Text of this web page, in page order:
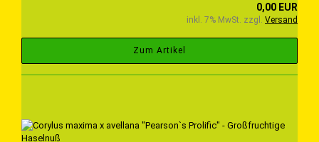
0,00 EUR
inkl. 7% MwSt. zzgl. Versand
Zum Artikel